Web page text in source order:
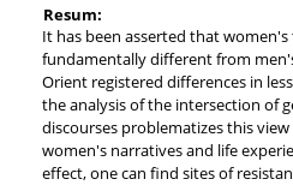
Resum:
It has been asserted that
fundamentally different from
Orient registered differences in
the analysis of the intersection of
discourses problematizes this
women's narratives and life
effect, one can find sites of